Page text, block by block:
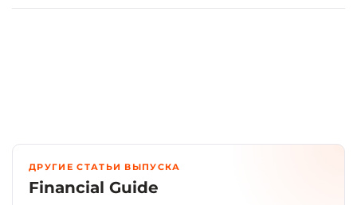
ДРУГИЕ СТАТЬИ ВЫПУСКА
Financial Guide